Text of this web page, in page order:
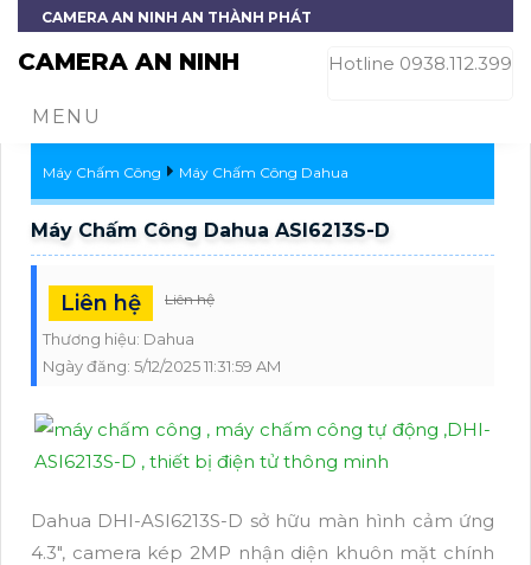
CAMERA AN NINH AN THÀNH PHÁT
CAMERA AN NINH Hotline 0938.112.399
MENU
Máy Chấm Công Máy Chấm Công Dahua
Máy Chấm Công Dahua ASI6213S-D
Liên hệ Liên hệ
Thương hiệu: Dahua
Ngày đăng: 5/12/2025 11:31:59 AM
Dahua DHI-ASI6213S-D sở hữu màn hình cảm ứng
4.3", camera kép 2MP nhận diện khuôn mặt chính